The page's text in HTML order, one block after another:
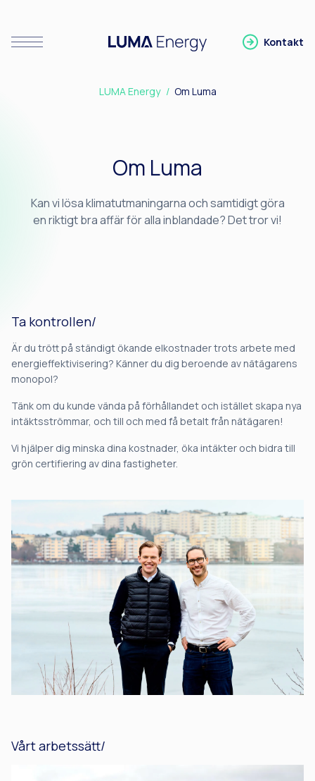
Visa/Stäng meny
Kontakt
LUMA Energy Om Luma
Om Luma
Kan vi lösa klimatutmaningarna och samtidigt göra
en riktigt bra affär för alla inblandade? Det tror vi!
Ta kontrollen/
Är du trött på ständigt ökande elkostnader trots arbete med
energieffektivisering? Känner du dig beroende av nätägarens
monopol?
Tänk om du kunde vända på förhållandet och istället skapa nya
intäktsströmmar, och till och med få betalt från nätägaren!
Vi hjälper dig minska dina kostnader, öka intäkter och bidra till
grön certifiering av dina fastigheter.
Vårt arbetssätt/